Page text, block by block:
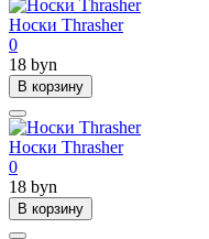
Носки Thrasher
0
18 byn
В корзину
Носки Thrasher
0
18 byn
В корзину